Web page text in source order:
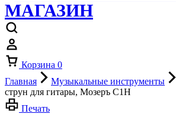
Корзина 0
Главная
Музыкальные инструменты
струн для гитары, Мозеръ С1H
Печать